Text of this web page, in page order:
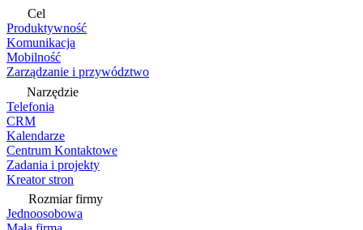
Cel
Produktywność
Komunikacja
Mobilność
Zarządzanie i przywództwo
Narzędzie
Telefonia
CRM
Kalendarze
Centrum Kontaktowe
Zadania i projekty
Kreator stron
Rozmiar firmy
Jednoosobowa